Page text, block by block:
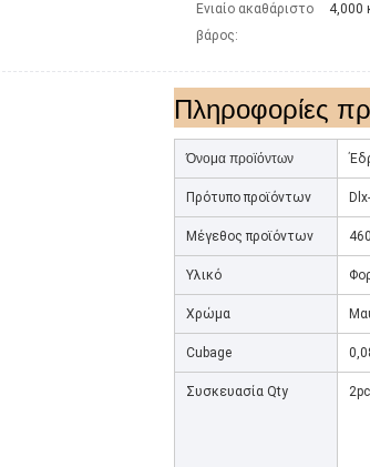
Ενιαίο ακαθάριστο
βάρος:
4,000
Πληροφορίες
Όνομα προϊόντων
Πρότυπο προϊόντων
Μέγεθος προϊόντων
Υλικό
Χρώμα
Cubage
Συσκευασία Qty